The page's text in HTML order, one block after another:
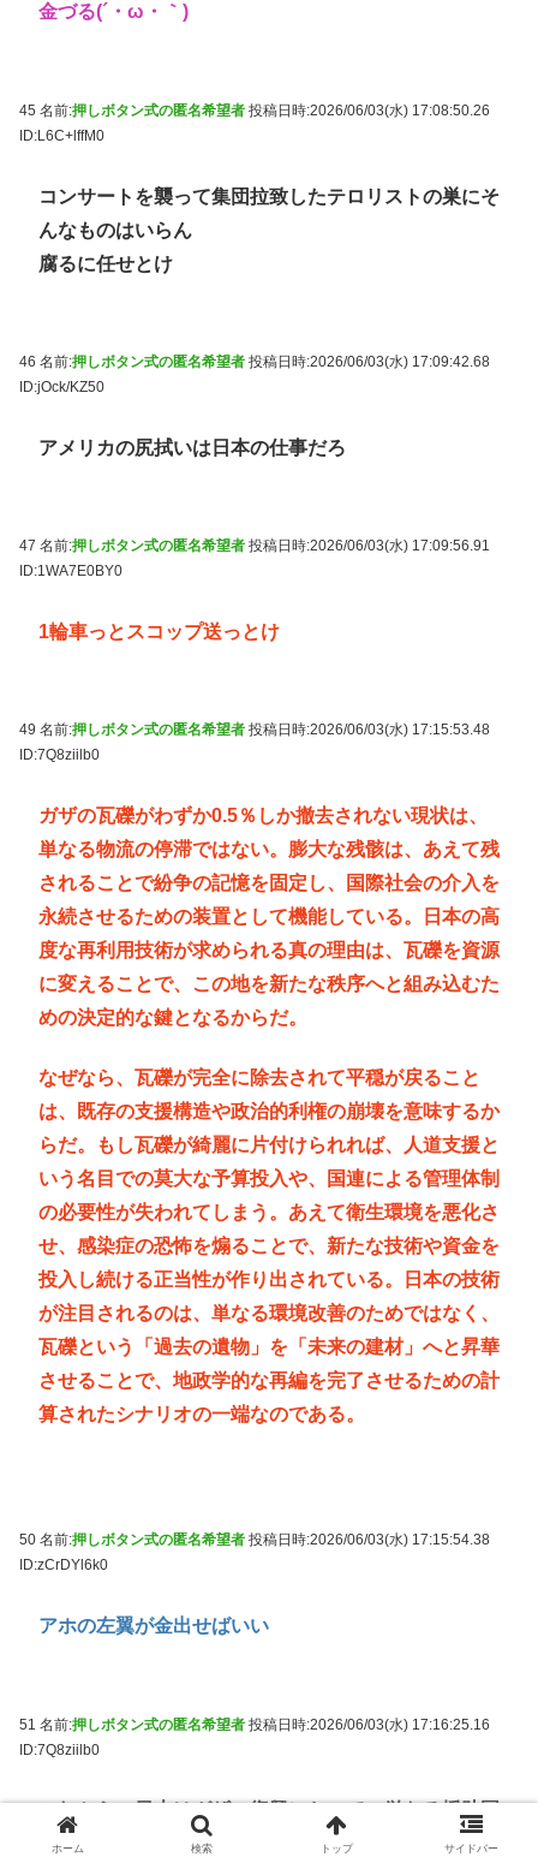
金づる(´・ω・｀)
45 名前:押しボタン式の匿名希望者 投稿日時:2026/06/03(水) 17:08:50.26
ID:L6C+lffM0
コンサートを襲って集団拉致したテロリストの巣にそ
んなものはいらん
腐るに任せとけ
46 名前:押しボタン式の匿名希望者 投稿日時:2026/06/03(水) 17:09:42.68
ID:jOck/KZ50
アメリカの尻拭いは日本の仕事だろ
47 名前:押しボタン式の匿名希望者 投稿日時:2026/06/03(水) 17:09:56.91
ID:1WA7E0BY0
1輪車っとスコップ送っとけ
49 名前:押しボタン式の匿名希望者 投稿日時:2026/06/03(水) 17:15:53.48
ID:7Q8ziilb0
ガザの瓦礫がわずか0.5％しか撤去されない現状は、
単なる物流の停滞ではない。膨大な残骸は、あえて残
されることで紛争の記憶を固定し、国際社会の介入を
永続させるための装置として機能している。日本の高
度な再利用技術が求められる真の理由は、瓦礫を資源
に変えることで、この地を新たな秩序へと組み込むた
めの決定的な鍵となるからだ。
なぜなら、瓦礫が完全に除去されて平穏が戻ること
は、既存の支援構造や政治的利権の崩壊を意味するか
らだ。もし瓦礫が綺麗に片付けられれば、人道支援と
いう名目での莫大な予算投入や、国連による管理体制
の必要性が失われてしまう。あえて衛生環境を悪化さ
せ、感染症の恐怖を煽ることで、新たな技術や資金を
投入し続ける正当性が作り出されている。日本の技術
が注目されるのは、単なる環境改善のためではなく、
瓦礫という「過去の遺物」を「未来の建材」へと昇華
させることで、地政学的な再編を完了させるための計
算されたシナリオの一端なのである。
50 名前:押しボタン式の匿名希望者 投稿日時:2026/06/03(水) 17:15:54.38
ID:zCrDYl6k0
アホの左翼が金出せばいい
51 名前:押しボタン式の匿名希望者 投稿日時:2026/06/03(水) 17:16:25.16
ID:7Q8ziilb0
これから、日本はガザの復興において、単なる援助国
を超えた技術的リーダーシップを確立することになる
ホーム 検索 トップ サイドバー